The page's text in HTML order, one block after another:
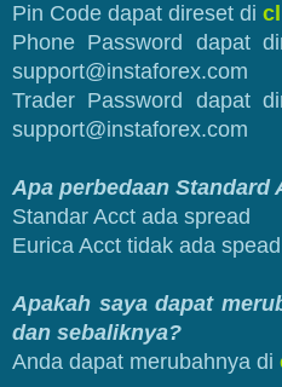
Pin Code dapat direset di
Phone Password dapat
support@instaforex.com
Trader Password
dapat
support@instaforex.com
Apa perbedaan
Standar Acct ada spread
Eurica Acct tidak ada
Apakah saya dapat
dan sebaliknya?
Anda dapat merubahnya di